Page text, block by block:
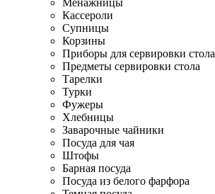
Менажницы
Кассероли
Супницы
Корзины
Приборы для сервировки стола
Предметы сервировки стола
Тарелки
Турки
Фужеры
Хлебницы
Заварочные чайники
Посуда для чая
Штофы
Барная посуда
Посуда из белого фарфора